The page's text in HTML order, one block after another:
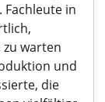
Fachleute in
zu warten
und
die